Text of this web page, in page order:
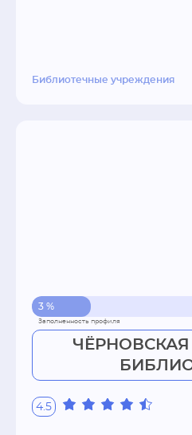
Библиотечные учреждения
3 %
ЧЁРНОВСКАЯ
4.5